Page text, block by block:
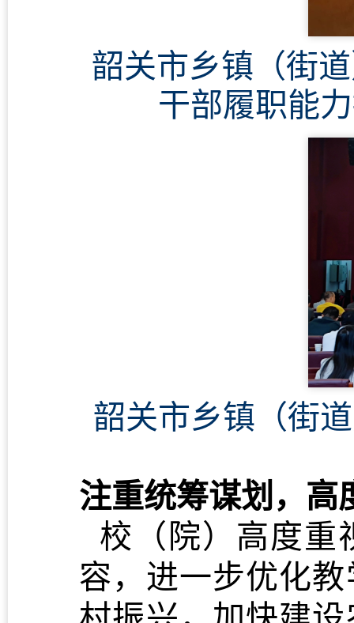
韶关市乡镇（街
干部履职能
韶关市乡镇（街
注重统筹谋划，高
校（院）高度重
容，进一步优化